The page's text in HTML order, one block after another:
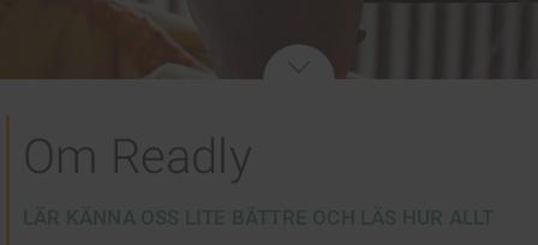
Om Readly
LÄR KÄNNA OSS LITE BÄTTRE OCH LÄS HUR ALLT